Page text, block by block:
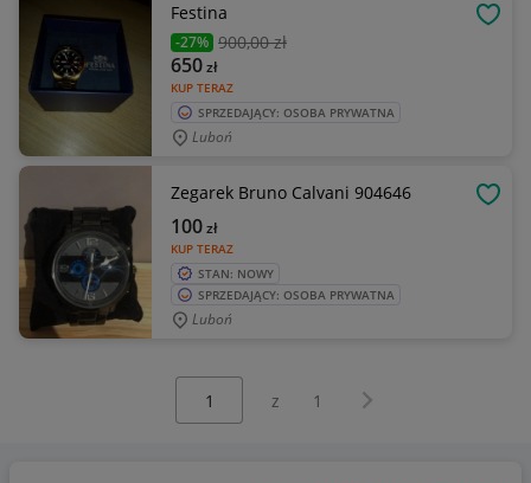
Festina
-27% 900,00 zł
KUP TERAZ
650zł
SPRZEDAJĄCY: OSOBA PRYWATNA
Luboń
Zegarek Bruno Calvani 904646
KUP TERAZ
100zł
STAN: NOWY
SPRZEDAJĄCY: OSOBA PRYWATNA
Luboń
z 1 Następna strona